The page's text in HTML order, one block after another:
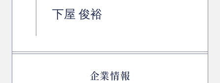
下屋 俊裕
企業情報